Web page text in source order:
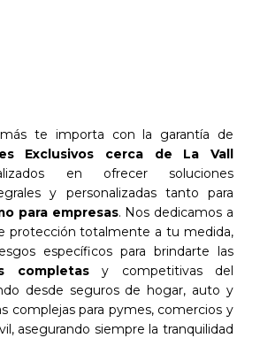
te importa con la garantía de
Exclusivos cerca de La Vall
en ofrecer soluciones
y personalizadas tanto para
para empresas. Nos dedicamos a
protección totalmente a tu medida,
específicos para brindarte las
completasy competitivas del
desde seguros de hogar, auto y
complejas para pymes, comercios y
asegurando siempre la tranquilidad